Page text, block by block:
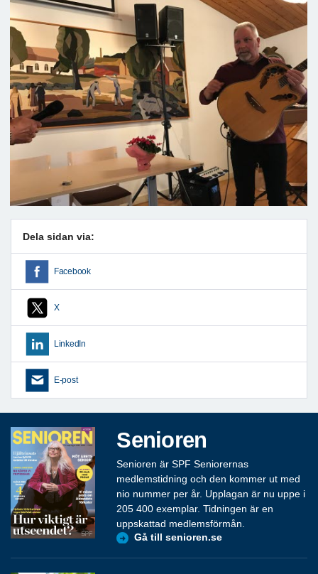
Dela sidan via:
Facebook
X
LinkedIn
E-post
Senioren
Senioren är SPF Seniorernas
medlemstidning och den kommer ut med
nio nummer per år. Upplagan är nu uppe i
205 400 exemplar. Tidningen är en
uppskattad medlemsförmån.
Gå till senioren.se